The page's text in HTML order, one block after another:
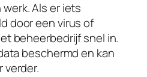
Als er iets
door een virus of
beheerbedrijf snel in.
beschermd en kan
verder.